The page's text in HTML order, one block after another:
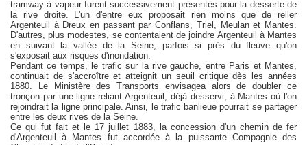
tramway à vapeur furent successivement présentés pour la desserte de
la rive droite. L'un d'entre eux proposait rien moins que de relier
Argenteuil à Dreux en passant par Conflans, Triel, Meulan et Mantes.
D'autres, plus modestes, se contentaient de joindre Argenteuil à Mantes
en suivant la vallée de la Seine, parfois si près du fleuve qu'on
s'exposait aux risques d'inondation.
Pendant ce temps, le trafic sur la rive gauche, entre Paris et Mantes,
continuait de s'accroître et atteignit un seuil critique dès les années
1880. Le Ministère des Transports envisagea alors de doubler ce
tronçon par une ligne reliant Argenteuil, déjà desservi, à Mantes où l'on
rejoindrait la ligne principale. Ainsi, le trafic banlieue pourrait se partager
entre les deux rives de la Seine.
Ce qui fut fait et le 17 juillet 1883, la concession d'un chemin de fer
d'Argenteuil à Mantes fut accordée à la puissante Compagnie des